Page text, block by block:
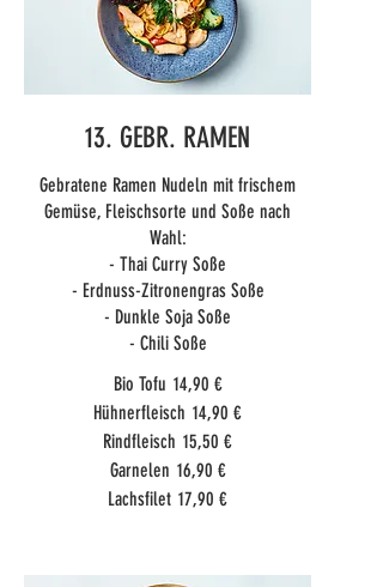
13. GEBR. RAMEN
Gebratene Ramen Nudeln mit frischem
Gemüse, Fleischsorte und Soße nach
Wahl:
- Thai Curry Soße
- Erdnuss-Zitronengras Soße
- Dunkle Soja Soße
Bio Tofu 14,90 €
Hühnerfleisch 14,90 €
Rindfleisch 15,50 €
Garnelen 16,90 €
Lachsfilet 17,90 €